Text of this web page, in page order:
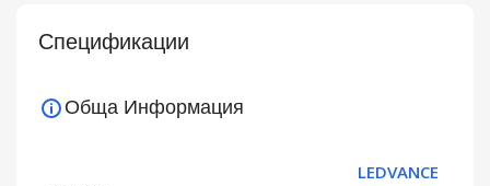
Спецификации
Обща Информация
LEDVANCE